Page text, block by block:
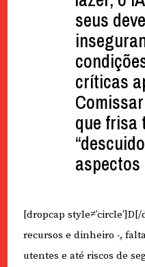
seus
críticas
que frisa
aspectos
[dropcap
recursos e dinheiro -,
utentes e até riscos de